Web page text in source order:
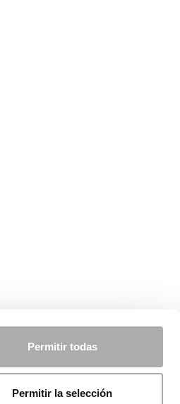
Permitir todas
Permitir la selección